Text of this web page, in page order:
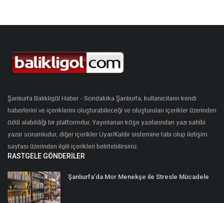
Şanlıurfa Balıklıgöl Haber - Sondakika Şanlıurfa, kullanıcıların kendi
haberlerini ve içeriklerini oluşturabileceği ve oluşturulan içerikler üzerinden
ödül alabildiği bir platformdur. Yayınlanan köşe yazılarından yazı sahibi
yazar sorumludur, diğer içerikler Uyar/Kaldır sistemine tabi olup iletişim
sayfası üzerinden ilgili içerikleri belirtebilirsiniz.
RASTGELE GÖNDERILER
Şanlıurfa’da Mor Menekşe ile Stresle Mücadele